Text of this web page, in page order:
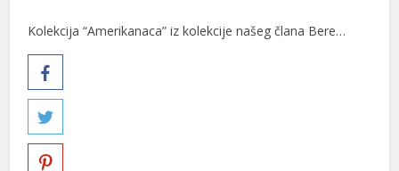
Kolekcija “Amerikanaca” iz kolekcije našeg člana Bere…